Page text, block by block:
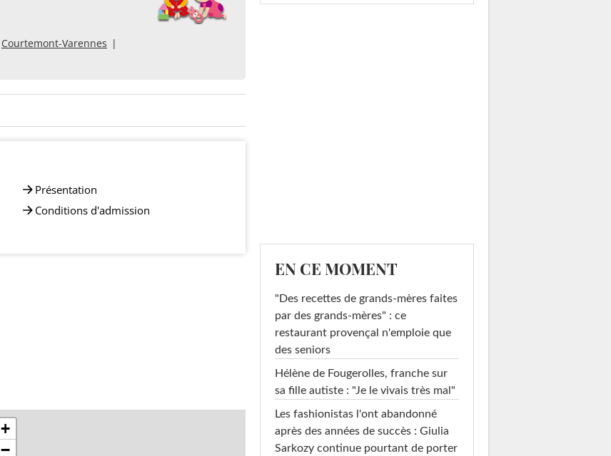
Courtemont-Varennes
Présentation
Conditions d'admission
+
−
EN CE MOMENT
"Des recettes de grands-mères faites
par des grands-mères" : ce
restaurant provençal n'emploie que
des seniors
Hélène de Fougerolles, franche sur
sa fille autiste : "Je le vivais très mal"
Les fashionistas l'ont abandonné
après des années de succès : Giulia
Sarkozy continue pourtant de porter